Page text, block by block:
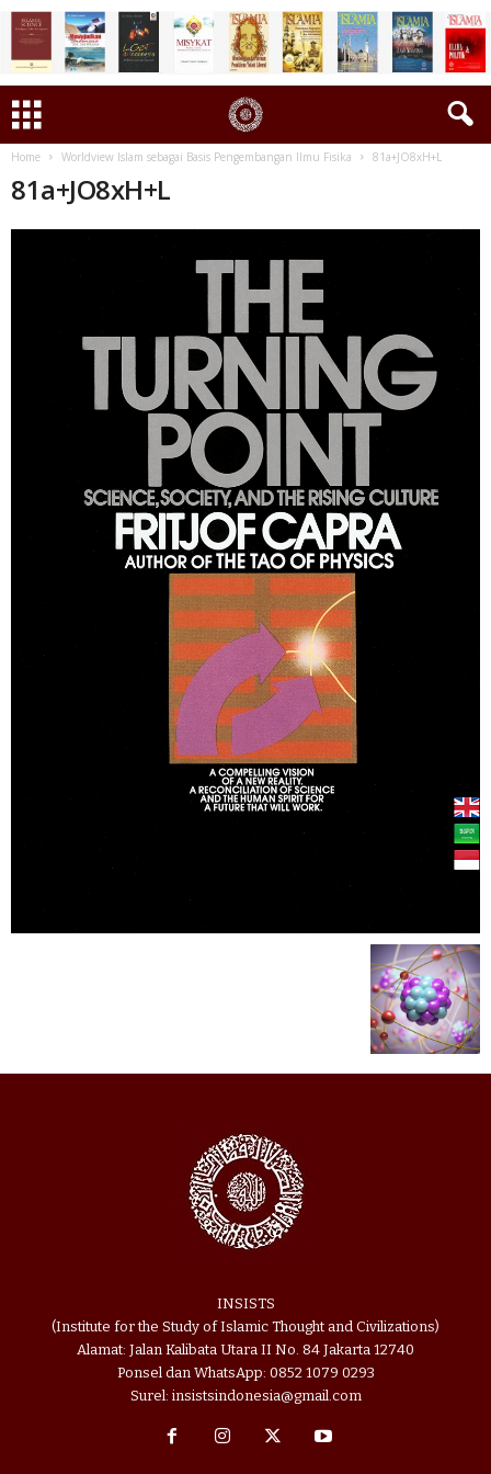
Home Worldview Islam sebagai Basis Pengembangan Ilmu Fisika 81a+JO8xH+L
81a+JO8xH+L
INSISTS
(Institute for the Study of Islamic Thought and Civilizations)
Alamat: Jalan Kalibata Utara II No. 84 Jakarta 12740
Ponsel dan WhatsApp: 0852 1079 0293
Surel: insistsindonesia@gmail.com